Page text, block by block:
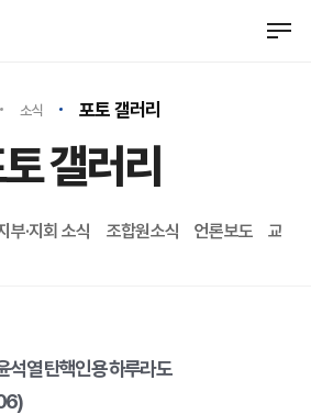
소식 포토 갤러리
갤러리
부·지회 소식 조합원소식 언론보도 교수
석열 탄핵인용 하루라도